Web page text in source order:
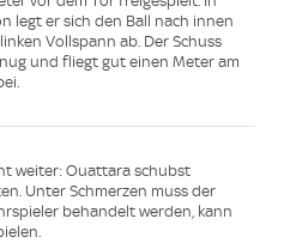
legt er sich den Ball nach innen
Vollspann ab. Der Schuss
und fliegt gut einen Meter am
weiter: Ouattara schubst
Unter Schmerzen muss der
behandelt werden, kann